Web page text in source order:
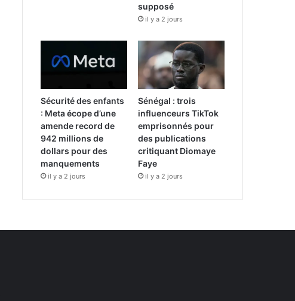
supposé
il y a 2 jours
Sécurité des enfants
: Meta écope d’une
amende record de
942 millions de
dollars pour des
manquements
il y a 2 jours
Sénégal : trois
influenceurs TikTok
emprisonnés pour
des publications
critiquant Diomaye
Faye
il y a 2 jours